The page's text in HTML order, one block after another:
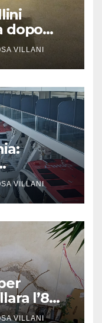
dopo
VILLANI
ad una
VILLANI
l’8
VILLANI